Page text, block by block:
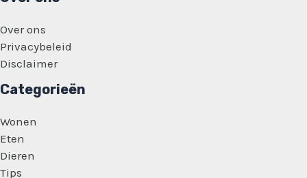
Over ons
Privacybeleid
Disclaimer
Categorieën
Wonen
Eten
Dieren
Tips